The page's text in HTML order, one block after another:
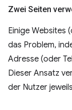
Zwei Seiten
Einige Websites
das Problem,
Adresse (oder
Dieser Ansatz
der Nutzer